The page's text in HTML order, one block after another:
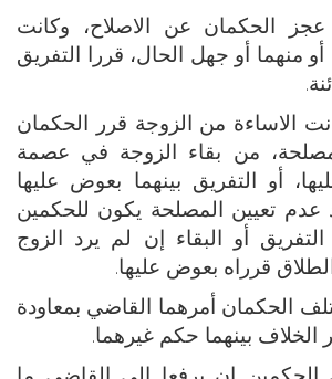
عجز الحكمان عن الاصلاح، وكانت
منهما أو جهل الحال، قررا التفريق
الاساءة من الزوجة قرر الحكمان
من بقاء الزوجة في عصمة
أو التفريق بينهما بعوض عليها
عدم تعيين المصلحة يكون للحكمين
أو البقاء إن لم يرد الزوج
قرراه بعوض عليها.
الحكمان أمرهما القاضي بمعاودة
الخلاف بينهما حكم غيرهما.